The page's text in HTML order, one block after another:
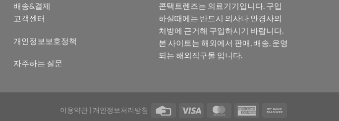
배송&결제
고객센터
개인정보보호정책
자주하는 질문
콘택트렌즈는 의료기기입니다. 구입
하실때에는 반드시 의사나 안경사의
처방에 근거해 구입하시기 바랍니다.
본 사이트는 해외에서 판매, 배송, 운영
되는 해외직구몰 입니다.
이용약관 | 개인정보처리방침